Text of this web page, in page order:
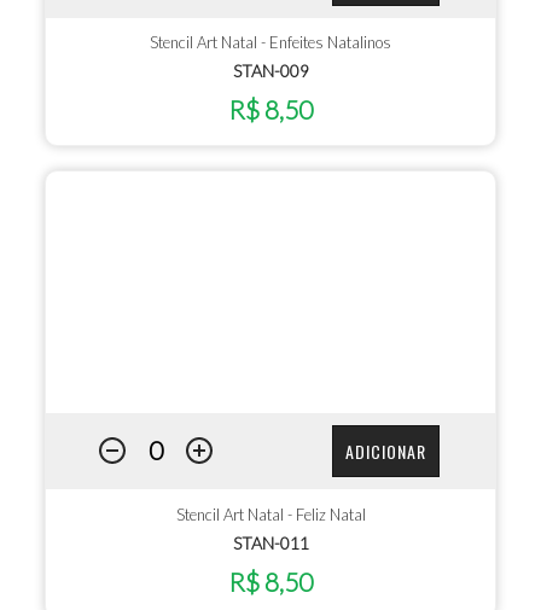
Stencil Art Natal - Enfeites Natalinos
STAN-009
R$ 8,50
ADICIONAR
Stencil Art Natal - Feliz Natal
STAN-011
R$ 8,50